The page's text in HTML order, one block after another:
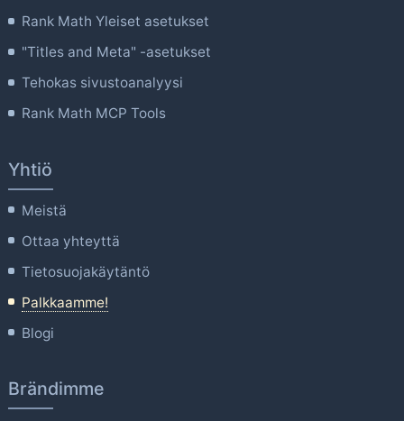
Rank Math Yleiset asetukset
"Titles and Meta" -asetukset
Tehokas sivustoanalyysi
Rank Math MCP Tools
Yhtiö
Meistä
Ottaa yhteyttä
Tietosuojakäytäntö
Palkkaamme!
Blogi
Brändimme